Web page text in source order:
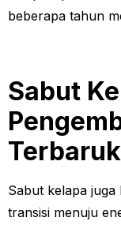
beberapa tahun
Sabut
Sabut kelapa
transisi menuju